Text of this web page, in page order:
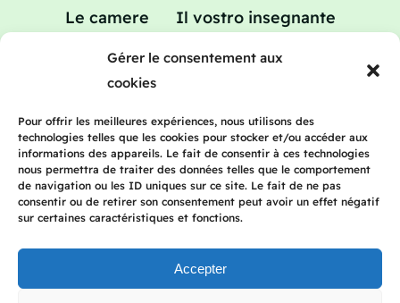
Gérer le consentement aux
cookies
Pour offrir les meilleures expériences, nous utilisons des
technologies telles que les cookies pour stocker et/ou accéder aux
informations des appareils. Le fait de consentir à ces technologies
nous permettra de traiter des données telles que le comportement
de navigation ou les ID uniques sur ce site. Le fait de ne pas
consentir ou de retirer son consentement peut avoir un effet négatif
sur certaines caractéristiques et fonctions.
Accepter
Le camere
Il vostro insegnante
in francese
Tariffe
2023 Frenchteacherhomestay | Tutti i diritti
riservati | Avviso legale | Informativa sulla